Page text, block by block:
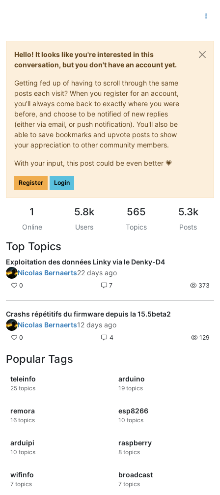
Hello! It looks like you're interested in this
conversation, but you don't have an account yet.
Getting fed up of having to scroll through the same
posts each visit? When you register for an account,
you'll always come back to exactly where you were
before, and choose to be notified of new replies
(either via email, or push notification). You'll also be
able to save bookmarks and upvote posts to show
your appreciation to other community members.
With your input, this post could be even better 💗
Register Login
1
Online
5.8k
Users
565
Topics
5.3k
Posts
Top Topics
Exploitation des données Linky via le Denky-D4
Nicolas Bernaerts22 days ago
0 7 373
Crashs répétitifs du firmware depuis la 15.5beta2
Nicolas Bernaerts12 days ago
0 4 129
Popular Tags
teleinfo
25 topics
arduino
19 topics
remora
16 topics
esp8266
10 topics
arduipi
10 topics
raspberry
8 topics
wifinfo
7 topics
broadcast
7 topics